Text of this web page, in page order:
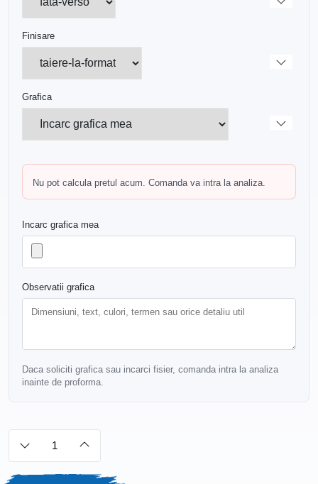
Finisare
Grafica
Nu pot calcula pretul acum. Comanda va intra la analiza.
Incarc grafica mea
Observatii grafica
Daca soliciti grafica sau incarci fisier, comanda intra la analiza
inainte de proforma.